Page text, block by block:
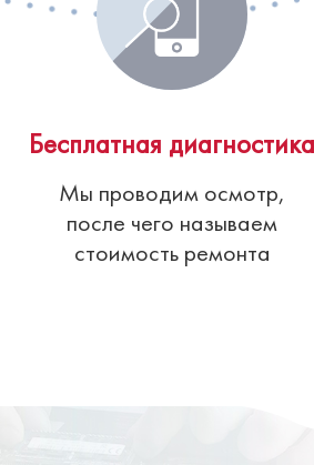
Бесплатная диагностика
Мы проводим осмотр,
после чего называем
стоимость ремонта